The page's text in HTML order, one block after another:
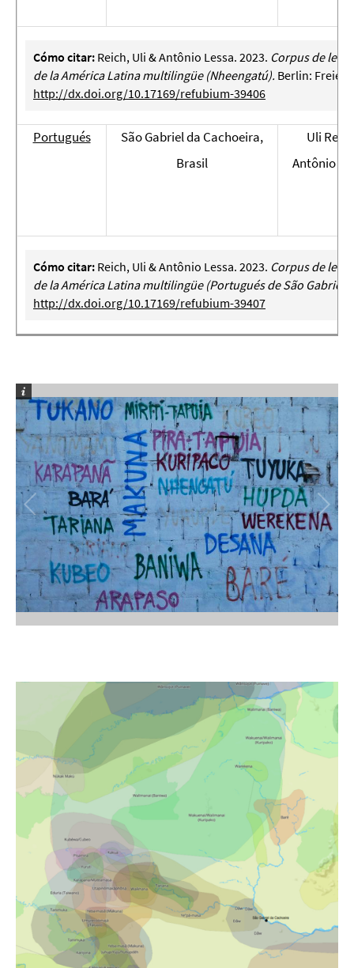
Cómo citar: Reich, Uli & Antônio Lessa. 2023. Corpus de
de la América Latina multilingüe (Nheengatú). Berlin: Freie
http://dx.doi.org/10.17169/refubium-39406
Portugués
São Gabriel da Cachoeira,
Brasil
Uli Reich
Antônio
Cómo citar: Reich, Uli & Antônio Lessa. 2023. Corpus de
de la América Latina multilingüe (Portugués de São Gabriel
http://dx.doi.org/10.17169/refubium-39407